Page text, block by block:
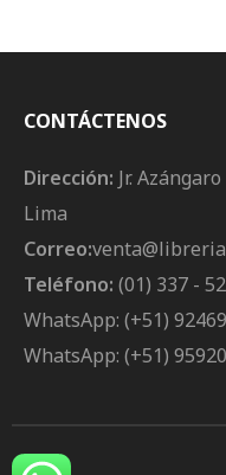
CONTÁCTENOS
Dirección: Jr.
Lima
Correo:
Teléfono: (01) 337 -
WhatsApp: (+51)
WhatsApp: (+51)